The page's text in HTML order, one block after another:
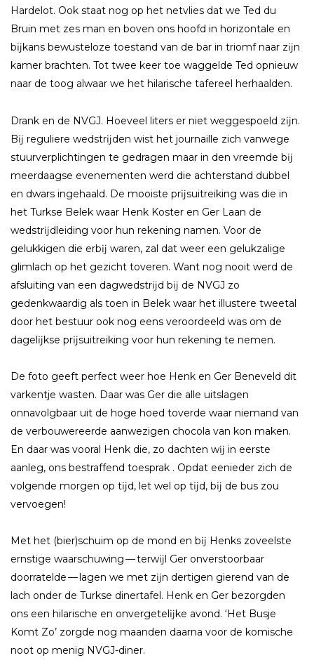
Hardelot. Ook staat nog op het netvlies dat we Ted du
Bruin met zes man en boven ons hoofd in horizontale en
bĳkans bewusteloze toestand van de bar in triomf naar zĳn
kamer brachten. Tot twee keer toe waggelde Ted opnieuw
naar de toog alwaar we het hilarische tafereel herhaalden.
Drank en de NVGJ. Hoeveel liters er niet weggespoeld zĳn.
Bĳ reguliere wedstrĳden wist het journaille zich vanwege
stuurverplichtingen te gedragen maar in den vreemde bĳ
meerdaagse evenementen werd die achterstand dubbel
en dwars ingehaald. De mooiste prĳsuitreiking was die in
het Turkse Belek waar Henk Koster en Ger Laan de
wedstrĳdleiding voor hun rekening namen. Voor de
gelukkigen die erbĳ waren, zal dat weer een gelukzalige
glimlach op het gezicht toveren. Want nog nooit werd de
afsluiting van een dagwedstrĳd bĳ de NVGJ zo
gedenkwaardig als toen in Belek waar het illustere tweetal
door het bestuur ook nog eens veroordeeld was om de
dagelĳkse prĳsuitreiking voor hun rekening te nemen.
De foto geeft perfect weer hoe Henk en Ger Beneveld dit
varkentje wasten. Daar was Ger die alle uitslagen
onnavolgbaar uit de hoge hoed toverde waar niemand van
de verbouwereerde aanwezigen chocola van kon maken.
En daar was vooral Henk die, zo dachten wĳ in eerste
aanleg, ons bestraffend toesprak . Opdat eenieder zich de
volgende morgen op tĳd, let wel op tĳd, bĳ de bus zou
vervoegen!
Met het (bier)schuim op de mond en bĳ Henks zoveelste
ernstige waarschuwing — terwĳl Ger onverstoorbaar
doorratelde — lagen we met zĳn dertigen gierend van de
lach onder de Turkse dinertafel. Henk en Ger bezorgden
ons een hilarische en onvergetelĳke avond. ‘Het Busje
Komt Zo’ zorgde nog maanden daarna voor de komische
noot op menig NVGJ-diner.